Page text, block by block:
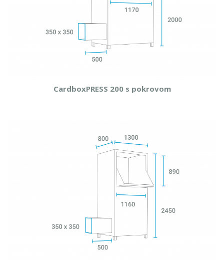
CardboxPRESS 200 s pokrovom